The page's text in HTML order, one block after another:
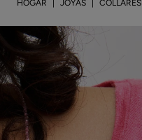
HOGAR JOYAS COLLARES